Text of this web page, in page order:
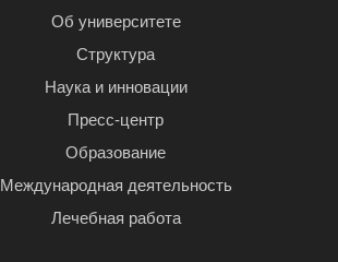
Об университете
Структура
Наука и инновации
Пресс-центр
Образование
Международная деятельность
Лечебная работа